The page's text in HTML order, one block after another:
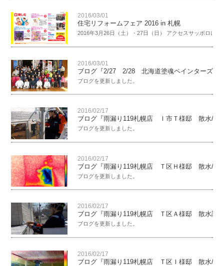
2016/03/01
住宅リフォームフェア 2016 in 札幌
2016年3月26日（土）・27日（日） アクセスサッポロに
2016/03/01
ブログ『2/27 2/28 北海道塗魂ペインターズボ
ブログを更新しました。
2016/02/17
ブログ『雨漏り119札幌店 Ｉ市Ｔ様邸 散水/赤
ブログを更新しました。
2016/02/17
ブログ『雨漏り119札幌店 Ｔ区Ｈ様邸 散水/赤
ブログを更新しました。
2016/02/17
ブログ『雨漏り119札幌店 Ｔ区Ａ様邸 散水調
ブログを更新しました。
2016/02/17
ブログ『雨漏り119札幌店 Ｔ区Ｉ様邸 散水/赤